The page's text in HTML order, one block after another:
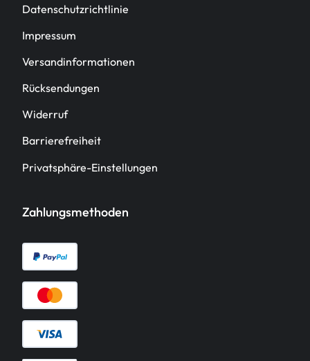
Datenschutzrichtlinie
Impressum
Versandinformationen
Rücksendungen
Widerruf
Barrierefreiheit
Privatsphäre-Einstellungen
Zahlungsmethoden